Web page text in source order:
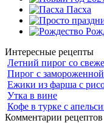
Пасха
Интересные рецепты
Летний пирог со
Пирог с
Ежики из фарша с
Утка в вине
Кофе в турке с
Комментарии рецептов